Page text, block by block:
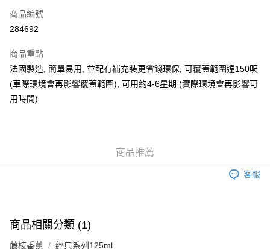
AlipayHK
送貨方式
可選擇宅配, 順豐智能櫃, 順豐自提點等 , 如須智能樻提貨請輸入順
付款後門市自取 (大約需時3-5個工作天送達所選店舖, 客人會收到S
商品編號
284692
商品重點
法國製造, 簡單易用, 並配有補充裝更省錢環保, 可覆蓋範圍達150呎
(車際環境會再影響覆蓋範圍), 可用約4-6星期 (實際環境會再影響可
用時間)
商品推薦
客服
商品相關分類 (1)
藤枝香薰 經典系列125ml